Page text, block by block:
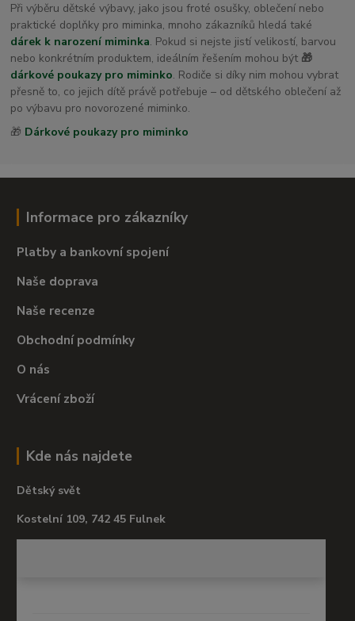
Při výběru dětské výbavy, jako jsou froté osušky, oblečení nebo
praktické doplňky pro miminka, mnoho zákazníků hledá také
dárek k narození miminka. Pokud si nejste jistí velikostí, barvou
nebo konkrétním produktem, ideálním řešením mohou být 🎁
dárkové poukazy pro miminko. Rodiče si díky nim mohou vybrat
přesně to, co jejich dítě právě potřebuje – od dětského oblečení až
po výbavu pro novorozené miminko.
🎁 Dárkové poukazy pro miminko
Informace pro zákazníky
Platby a bankovní spojení
Naše doprava
Naše recenze
Obchodní podmínky
O nás
Vrácení zboží
Kde nás najdete
Dětský svět
Kostelní 109, 742 45 Fulnek